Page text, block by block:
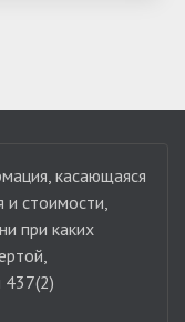
касающаяся
и стоимости,
при каких
437(2)